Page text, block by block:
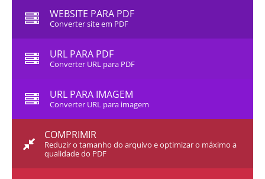
WEBSITE PARA PDF
Converter site em PDF
URL PARA PDF
Converter URL para PDF
URL PARA IMAGEM
Converter URL para imagem
COMPRIMIR
Reduzir o tamanho do arquivo e optimizar o máximo a
qualidade do PDF